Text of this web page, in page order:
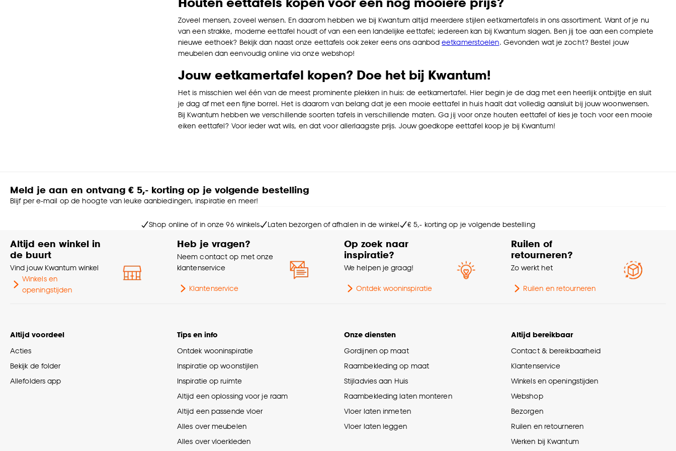
Zoveel mensen, zoveel wensen. En daarom hebben we bij Kwantum altijd meerdere stijlen eetkamertafels in ons assortiment. Want of je nu
van een strakke, moderne eettafel houdt of van een een landelijke eettafel; iedereen kan bij Kwantum slagen. Ben jij toe aan een complete
nieuwe eethoek? Bekijk dan naast onze eettafels ook zeker eens ons aanbodeetkamerstoelen. Gevonden wat je zocht? Bestel jouw
meubelen dan eenvoudig online via onze webshop!
Jouw eetkamertafel kopen? Doe het bij Kwantum!
Het is misschien wel één van de meest prominente plekken in huis: de eetkamertafel. Hier begin je de dag met een heerlijk ontbijtje en sluit
je dag af met een fijne borrel. Het is daarom van belang dat je een mooie eettafel in huis haalt dat volledig aansluit bij jouw woonwensen.
Bij Kwantum hebben we verschillende soorten tafels in verschillende maten. Ga jij voor onze houten eettafel of kies je toch voor een mooie
eiken eettafel? Voor ieder wat wils, en dat voor allerlaagste prijs. Jouw goedkope eettafel koop je bij Kwantum!
Meld je aan en ontvang € 5,- korting op je volgende bestelling
Blijf per e-mail op de hoogte van leuke aanbiedingen, inspiratie en meer!
Shop online of in onze 96 winkels Laten bezorgen of afhalen in de winkel € 5,- korting op je volgende bestelling
Altijd een winkel in
de buurt
Vind jouw Kwantum winkel
Winkels en
openingstijden
Heb je vragen?
Neem contact op met onze
klantenservice
Klantenservice
Op zoek naar
inspiratie?
We helpen je graag!
Ontdek wooninspiratie
Ruilen of
retourneren?
Zo werkt het
Ruilen en retourneren
Altijd voordeel
Acties
Bekijk de folder
Allefolders app
Tips en info
Ontdek wooninspiratie
Inspiratie op woonstijlen
Inspiratie op ruimte
Altijd een oplossing voor je raam
Altijd een passende vloer
Alles over meubelen
Alles over vloerkleden
Onze diensten
Gordijnen op maat
Raambekleding op maat
Stijladvies aan Huis
Raambekleding laten monteren
Vloer laten inmeten
Vloer laten leggen
Altijd bereikbaar
Contact & bereikbaarheid
Klantenservice
Winkels en openingstijden
Webshop
Bezorgen
Ruilen en retourneren
Werken bij Kwantum